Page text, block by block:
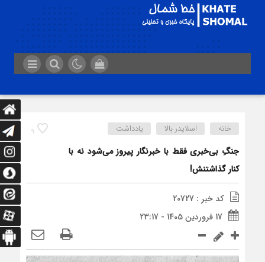
9 خانه اسلایدر بالا یادداشت
جنگِ بی‌خبری فقط با خبرنگار پیروز می‌شود نه با
کنار گذاشتنش!
کد خبر : 20727
17 فروردین 1405 - 23:17